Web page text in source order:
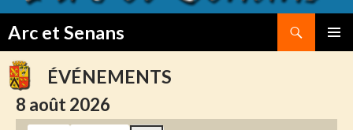
Arc et Senans
TO
CONTENTÉVÉNEMENTS
8 août 2026